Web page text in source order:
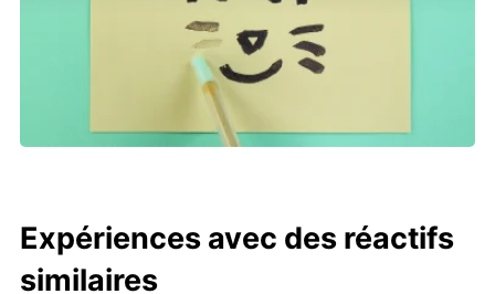
Expériences avec des réactifs
similaires